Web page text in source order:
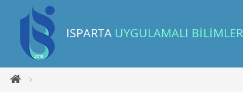
ISPARTA UYGULAMALI